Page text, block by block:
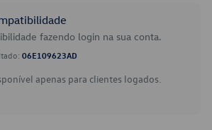
fazendo login na sua conta.
06E109623AD
apenas para clientes logados.